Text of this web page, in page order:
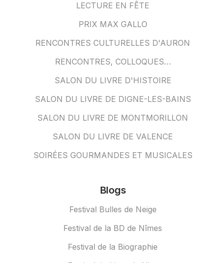
LECTURE EN FÊTE
PRIX MAX GALLO
RENCONTRES CULTURELLES D'AURON
RENCONTRES, COLLOQUES…
SALON DU LIVRE D'HISTOIRE
SALON DU LIVRE DE DIGNE-LES-BAINS
SALON DU LIVRE DE MONTMORILLON
SALON DU LIVRE DE VALENCE
SOIRÉES GOURMANDES ET MUSICALES
Blogs
Festival Bulles de Neige
Festival de la BD de Nîmes
Festival de la Biographie